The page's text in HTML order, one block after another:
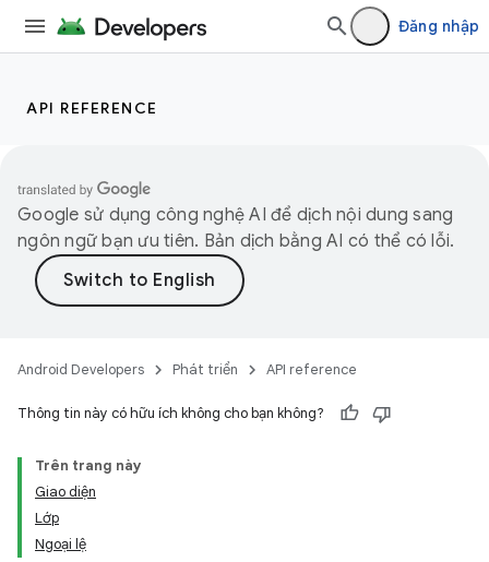
Đăng nhập
API REFERENCE
Google sử dụng công nghệ AI để dịch nội dung sang
ngôn ngữ bạn ưu tiên. Bản dịch bằng AI có thể có lỗi.
Android Developers Phát triển API reference
Thông tin này có hữu ích không cho bạn không?
Trên trang này
Giao diện
Lớp
Ngoại lệ